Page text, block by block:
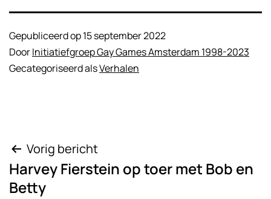
Gepubliceerd op15 september 2022
DoorInitiatiefgroep Gay Games Amsterdam 1998-2023
Gecategoriseerd alsVerhalen
Bericht
navigatie
Vorig bericht
Harvey Fierstein op toer met Bob en
Betty